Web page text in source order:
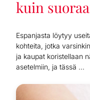
kuin
Espanjasta löytyy
kohteita, jotka
ja kaupat koristellaan
asetelmiin, ja tässä ...